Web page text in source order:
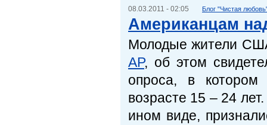
08.03.2011 - 02:05 Блог "Чистая
Американцам
Молодые жители
AP, об этом
опроса, в
возрасте 15 – 24
ином виде,